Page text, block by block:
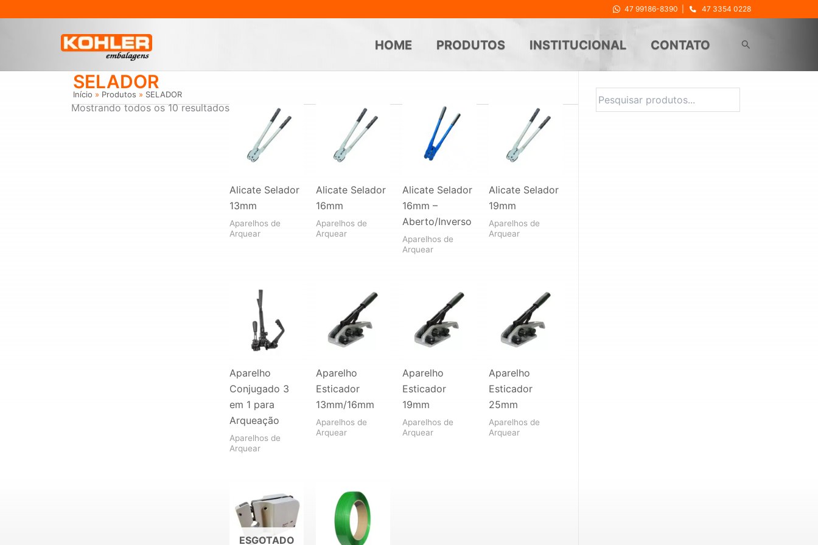
47 99186-8390 47 3354 0228
HOME PRODUTOS INSTITUCIONAL CONTATO Pesquisar
SELADOR
Início Produtos SELADOR
Mostrando todos os 10 resultados
Alicate Selador
13mm
Aparelhos de
Arquear
Alicate Selador
16mm
Aparelhos de
Arquear
Alicate Selador
16mm –
Aberto/Inverso
Aparelhos de
Arquear
Alicate Selador
19mm
Aparelhos de
Arquear
Aparelho
Conjugado 3
em 1 para
Arqueação
Aparelhos de
Arquear
Aparelho
Esticador
13mm/16mm
Aparelhos de
Arquear
Aparelho
Esticador
19mm
Aparelhos de
Arquear
Aparelho
Esticador
25mm
Aparelhos de
Arquear
ESGOTADO